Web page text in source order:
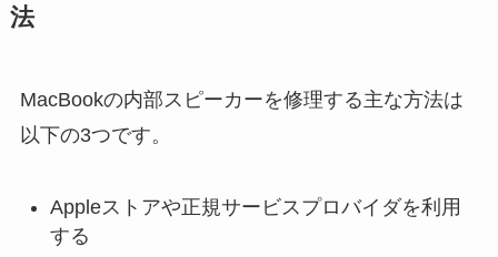
法
MacBookの内部スピーカーを修理する主な方法は
以下の3つです。
Appleストアや正規サービスプロバイダを利用
する